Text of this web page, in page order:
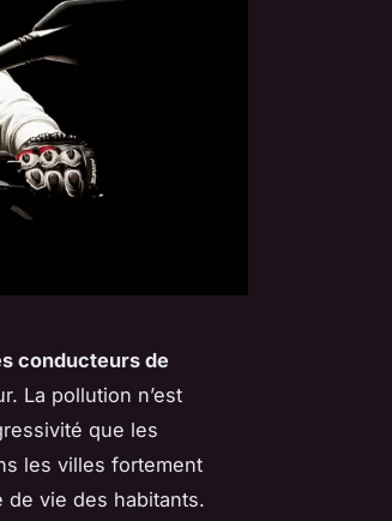
conducteurs de
La pollution n’est
que les
les villes fortement
de vie des habitants.